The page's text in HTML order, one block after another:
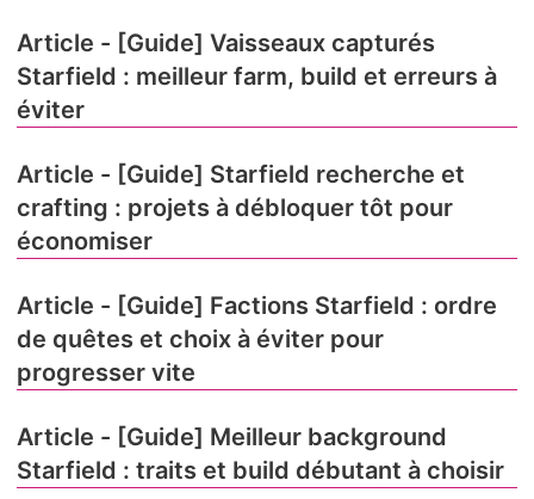
Article - [Guide] Vaisseaux capturés
Starfield : meilleur farm, build et erreurs à
éviter
Article - [Guide] Starfield recherche et
crafting : projets à débloquer tôt pour
économiser
Article - [Guide] Factions Starfield : ordre
de quêtes et choix à éviter pour
progresser vite
Article - [Guide] Meilleur background
Starfield : traits et build débutant à choisir